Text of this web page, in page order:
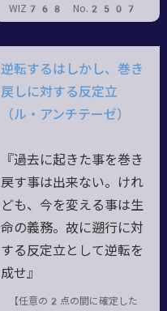
WIZ768 No.2507
逆転するはしかし、巻き
戻しに対する反定立
（ル・アンチテーゼ）
『過去に起きた事を巻き
戻す事は出来ない。けれ
ども、今を変える事は生
命の義務。故に遡行に対
する反定立として逆転を
成せ』
【任意の2点の間に確定した